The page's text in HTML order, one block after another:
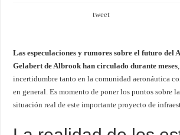
tweet
Las especulaciones y rumores sobre el futuro del
Gelabert de Albrook han circulado durante meses
incertidumbre tanto en la comunidad aeronáutica
en general. Es momento de poner los puntos sobre
situación real de este importante proyecto de